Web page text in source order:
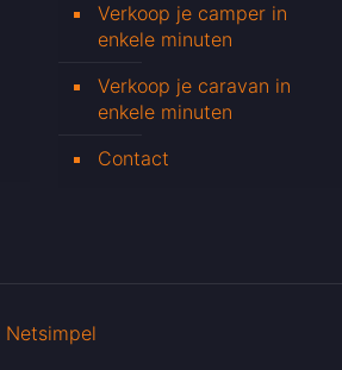
Verkoop je camper in
enkele minuten
Verkoop je caravan in
enkele minuten
Contact
Netsimpel